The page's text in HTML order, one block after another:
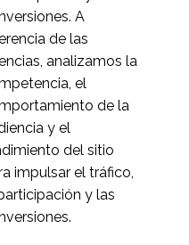
UX a
2
vs.
2
0
A
de las
analizamos la
el
de la
y el
del sitio
impulsar el tráfico,
y las